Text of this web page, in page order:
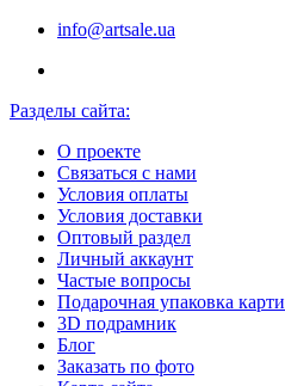
info@artsale.ua
Разделы сайта:
О проекте
Связаться с нами
Условия оплаты
Условия доставки
Оптовый раздел
Личный аккаунт
Частые вопросы
Подарочная упаковка
3D подрамник
Блог
Заказать по фото